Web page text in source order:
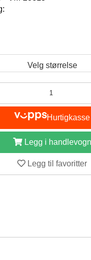
Velg størrelse
Hurtigkasse
Legg i handlevogn
Legg til favoritter